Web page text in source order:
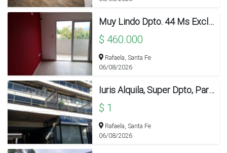
Muy Lindo Dpto. 44 Ms Exclusivos. 8 Ms De Balcón Con Cochera
$ 460.000
Rafaela, Santa Fe
06/08/2026
Iuris Alquila, Super Dpto, Para Exigentes. Disponible Ya
$ 1
Rafaela, Santa Fe
06/08/2026